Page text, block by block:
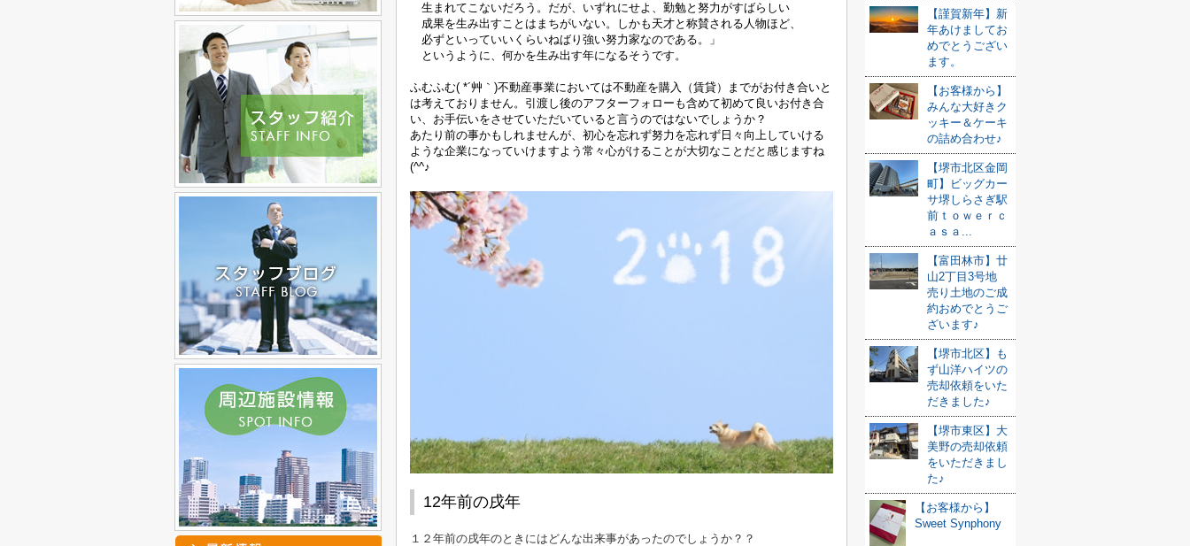
生まれてこないだろう。だが、いずれにせよ、勤勉と努力がすばらしい
成果を生み出すことはまちがいない。しかも天才と称賛される人物ほど、
必ずといっていいくらいねばり強い努力家なのである。」
というように、何かを生み出す年になるそうです。
ふむふむ( *´艸｀)不動産事業においては不動産を購入（賃貸）までがお付き合いと
は考えておりません。引渡し後のアフターフォローも含めて初めて良いお付き合
い、お手伝いをさせていただいていると言うのではないでしょうか？
あたり前の事かもしれませんが、初心を忘れず努力を忘れず日々向上していける
ような企業になっていけますよう常々心がけることが大切なことだと感じますね
(^^♪
12年前の戌年
１２年前の戌年のときにはどんな出来事があったのでしょうか？？
【謹賀新年】新
年あけましてお
めでとうござい
ます。
【お客様から】
みんな大好きク
ッキー＆ケーキ
の詰め合わせ♪
【堺市北区金岡
町】ビッグカー
サ堺しらさぎ駅
前ｔｏｗｅｒｃ
ａｓａ...
【富田林市】廿
山2丁目3号地
売り土地のご成
約おめでとうご
ざいます♪
【堺市北区】も
ず山洋ハイツの
売却依頼をいた
だきました♪
【堺市東区】大
美野の売却依頼
をいただきまし
た♪
【お客様から】
Sweet Synphony